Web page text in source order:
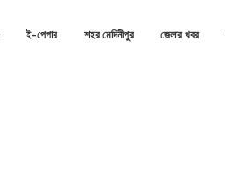
ই-পেপার শহর মেদিনীপুর জেলার খবর